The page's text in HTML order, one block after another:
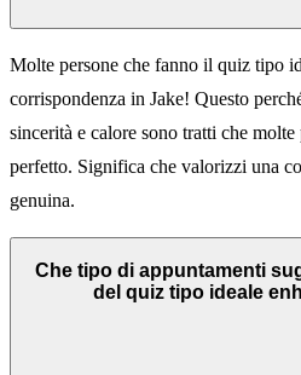
Molte persone che fanno il quiz tipo
corrispondenza in Jake! Questo
sincerità e calore sono tratti che
perfetto. Significa che valorizzi una
genuina.
Che tipo di appuntamenti
del quiz tipo ideale